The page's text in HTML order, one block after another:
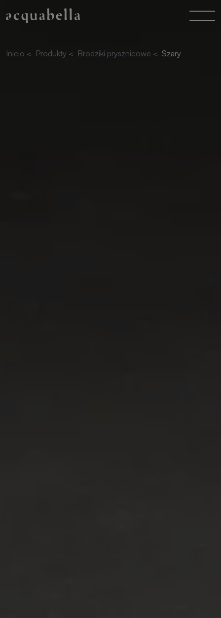
Inicio < Produkty < Brodziki prysznicowe < Szary